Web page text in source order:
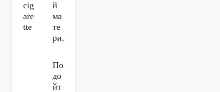
cig
are
tte
й
ма
те
ри,
По
до
йт